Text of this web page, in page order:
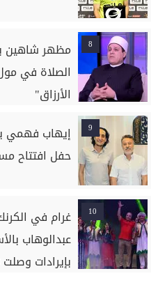
8
مظهر شاهين
الصلاة في
الأرزاق"
9
إيهاب فهمي
حفل افتتاح
10
غرام في
عبدالوهاب
بإيرادات وصلت 100 ألف جنيه